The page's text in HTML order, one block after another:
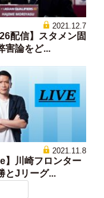
2021.12.7
26配信】スタメン固
害論をど...
2021.11.8
】川崎フロンター
とJリーグ...